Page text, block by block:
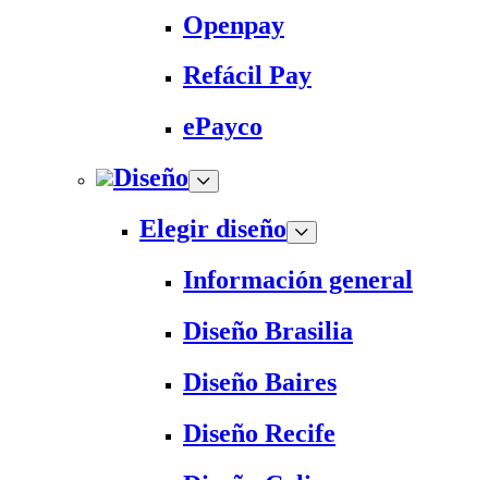
Openpay
Refácil Pay
ePayco
Diseño
Elegir diseño
Información general
Diseño Brasilia
Diseño Baires
Diseño Recife